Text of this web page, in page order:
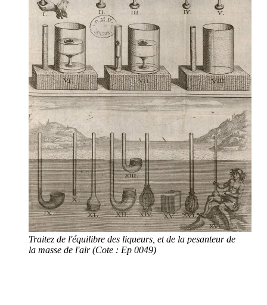
Traitez de l'équilibre des liqueurs, et de la pesanteur de
la masse de l'air (Cote : Ep 0049)